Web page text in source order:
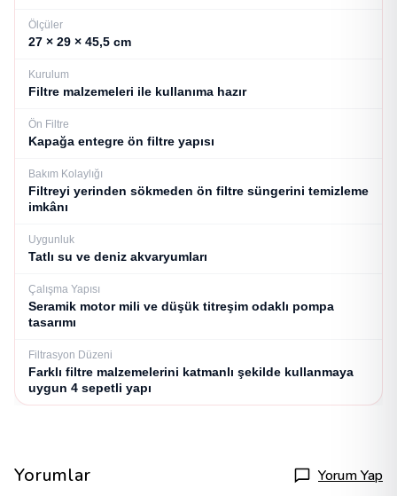
Ölçüler
27 × 29 × 45,5 cm
Kurulum
Filtre malzemeleri ile kullanıma hazır
Ön Filtre
Kapağa entegre ön filtre yapısı
Bakım Kolaylığı
Filtreyi yerinden sökmeden ön filtre süngerini temizleme
imkânı
Uygunluk
Tatlı su ve deniz akvaryumları
Çalışma Yapısı
Seramik motor mili ve düşük titreşim odaklı pompa
tasarımı
Filtrasyon Düzeni
Farklı filtre malzemelerini katmanlı şekilde kullanmaya
uygun 4 sepetli yapı
Yorumlar Yorum Yap